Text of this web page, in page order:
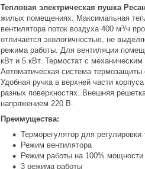
Тепловая электрическая пушка
жилых помещениях. Максимальная
вентилятора поток воздуха 400 м³/ч
отличается экологичностью, не
режима работы. Для вентиляции
кВт и 5 кВт. Термостат с
Автоматическая система
Удобная ручка в верхней части
разных поверхностях. Внешняя
напряжением 220 В.
Преимущества:
Терморегулятор для регулировки
Режим вентилятора
Режим работы на 100% мощности
3 режима работы